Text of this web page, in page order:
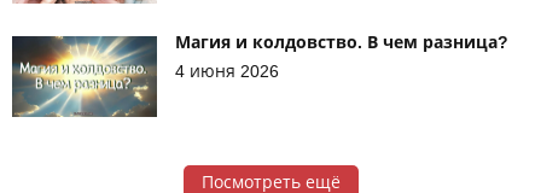
Магия и колдовство. В чем разница?
4 июня 2026
Посмотреть ещё